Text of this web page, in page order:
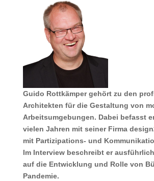
Guido Rottkämper gehört zu den
Architekten für die Gestaltung von
Arbeitsumgebungen. Dabei befasst
vielen Jahren mit seiner Firma
mit Partizipations- und
Im Interview beschreibt er
auf die Entwicklung und Rolle von
Pandemie.